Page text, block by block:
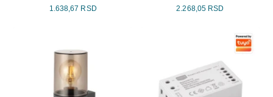
1.638,67 RSD
2.268,05 RSD